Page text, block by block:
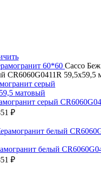
60*60 Сассо Беж
СR6060G0411R 59,5х59,5
серый
₽
белый
₽